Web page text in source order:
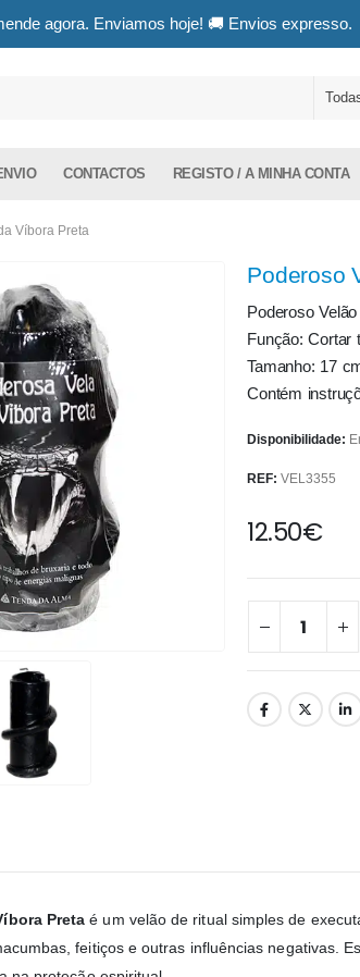
agora. Enviamos hoje! 🚚 Envios expresso.
CONTACTOS REGISTO / A MINHA CONTA
Víbora Preta
Poderoso
Poderoso
Função: Cortar
Tamanho: 17
Contém
Disponibilidade:
REF:VEL3355
12.50€
Preta é um velão de ritual simples de
feitiços e outras influências negativas.